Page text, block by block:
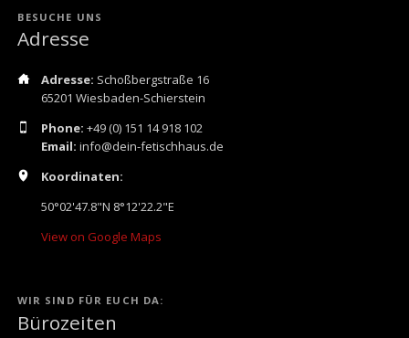
BESUCHE UNS
Adresse
Adresse: Schoßbergstraße 16
65201 Wiesbaden-Schierstein
Phone: +49 (0) 151 14 918 102
Email: info@dein-fetischhaus.de
Koordinaten:
50°02'47.8"N 8°12'22.2"E
View on Google Maps
WIR SIND FÜR EUCH DA:
Bürozeiten